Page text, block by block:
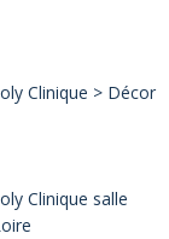
Clinique > Décor
Clinique salle